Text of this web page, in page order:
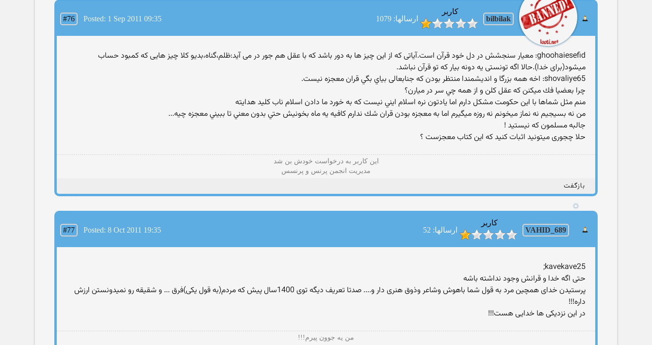
bilbilak
کاربر
ارسالها: 1079
#76 Posted: 1 Sep 2011 09:35
ghoohaiesefid: معیار سنجشش در دل خود قرآن است.آیاتی كه از این چیز ها به دور باشد كه با عقل هم جور در می آید:ظلم،گناه،بدیو كلا چیز هایی كه كمبود حساب
میشود(برای خدا).حالا اگه تونستی یه دونه بیار كه تو قرآن نباشد.
shovaliye65: اخه همه بزرگا و انديشمندا منتظر بودن كه جنابعالی بياي بگي قران معجزه نيست.
چرا بعضيا فك ميكنن كه عقل كلن و از همه چي سر در ميارن؟
منم مثل شماها با اين حكومت مشكل دارم اما يادتون نره اسلام ايني نيست كه به خورد ما دادن اسلام ناب كليد هدايته
من نه بسيجيم نه نماز ميخونم نه روزه ميگيرم اما به معجزه بودن قران شك ندارم كافيه يه ماه بخونيش حتي بدون معني تا ببيني معجزه چيه...
جالبه مسلمون که نیستید !
حلا چجوری میتونید اثبات کنید که این کتاب معجزست ؟
این كاربر به درخواست خودش بن شد
مدیریت انجمن پرنس و پرنسس
بازگفت
VAHID_689
کاربر
ارسالها: 52
#77 Posted: 8 Oct 2011 19:35
kavekave25;
حتی اگه خدا و قرانش وجود نداشته باشه
پرستیدن خدای همچین مرد به قول شما باهوش وشاعر وذوق هنری دار و.... صدتا تعریف دیگه توی 1400سال پیش که مردم(به قول یکی)فرق ... و شقیقه رو نمیدونستن ارزش
داره!!!
در این نزدیکی ها خدایی هست!!!
من یه جوون پیرم!!!